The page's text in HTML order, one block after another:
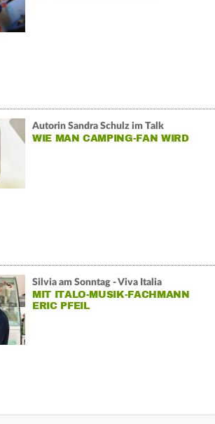
Autorin Sandra Schulz im Talk
WIE MAN CAMPING-FAN WIRD
Silvia am Sonntag - Viva Italia
MIT ITALO-MUSIK-FACHMANN
ERIC PFEIL